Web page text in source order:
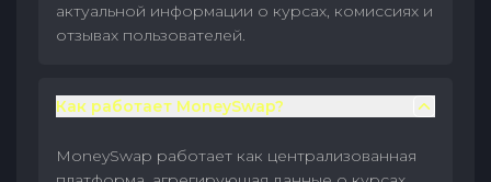
актуальной информации о курсах, комиссиях и
отзывах пользователей.
Как работает MoneySwap?
MoneySwap работает как централизованная